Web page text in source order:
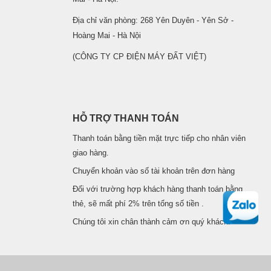
Địa chỉ văn phòng: 268 Yên Duyên - Yên Sở -
Hoàng Mai - Hà Nội
(CÔNG TY CP ĐIỆN MÁY ĐẤT VIỆT)
HỖ TRỢ THANH TOÁN
Thanh toán bằng tiền mặt trực tiếp cho nhân viên
giao hàng.
Chuyển khoản vào số tài khoản trên đơn hàng
Đối với trường hợp khách hàng thanh toán bằng
thẻ, sẽ mất phí 2% trên tổng số tiền .
Chúng tôi xin chân thành cảm ơn quý khách!